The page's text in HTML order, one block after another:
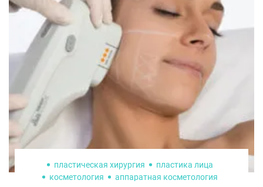
пластическая хирургия
пластика лица
косметология
аппаратная косметология